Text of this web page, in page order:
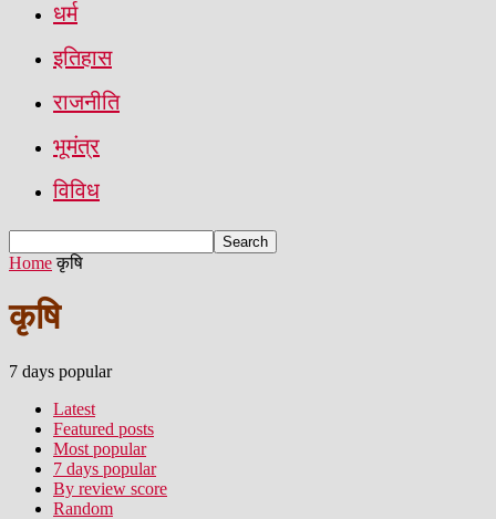
धर्म
इतिहास
राजनीति
भूमंत्र
विविध
Home कृषि
कृषि
7 days popular
Latest
Featured posts
Most popular
7 days popular
By review score
Random